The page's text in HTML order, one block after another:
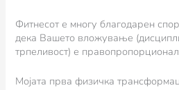
Фитнесот е многу благодарен
дека Вашето вложување
трпеливост) е
Мојата прва физичка